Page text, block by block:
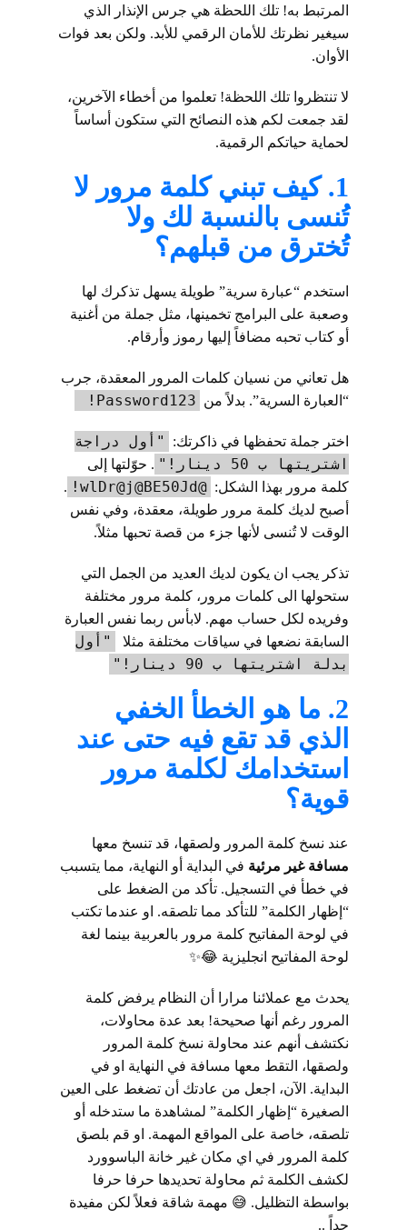
المرتبط به! تلك اللحظة هي جرس الإنذار الذي
سيغير نظرتك للأمان الرقمي للأبد. ولكن بعد فوات
الأوان.
لا تنتظروا تلك اللحظة! تعلموا من أخطاء الآخرين،
لقد جمعت لكم هذه النصائح التي ستكون أساساً
لحماية حياتكم الرقمية.
1. كيف تبني كلمة مرور لا
تُنسى بالنسبة لك ولا
تُخترق من قبلهم؟
استخدم “عبارة سرية” طويلة يسهل تذكرك لها
وصعبة على البرامج تخمينها، مثل جملة من أغنية
أو كتاب تحبه مضافاً إليها رموز وأرقام.
هل تعاني من نسيان كلمات المرور المعقدة، جرب
“العبارة السرية”. بدلاً من Password123!
اختر جملة تحفظها في ذاكرتك:
"أول دراجة
اشتريتها ب 50 دينار!"
. حوّلتها إلى
كلمة مرور بهذا الشكل: @wlDr@j@BE50Jd!
.
أصبح لديك كلمة مرور طويلة، معقدة، وفي نفس
الوقت لا تُنسى لأنها جزء من قصة تحبها مثلاً.
تذكر يجب ان يكون لديك العديد من الجمل التي
ستحولها الى كلمات مرور، كلمة مرور مختلفة
وفريده لكل حساب مهم. لابأس ربما نفس العبارة
السابقة نضعها في سياقات مختلفة مثلا
"أول
بدلة اشتريتها ب 90 دينار!"
2. ما هو الخطأ الخفي
الذي قد تقع فيه حتى عند
استخدامك لكلمة مرور
قوية؟
عند نسخ كلمة المرور ولصقها، قد تنسخ معها
مسافة غير مرئية في البداية أو النهاية، مما يتسبب
في خطأ في التسجيل. تأكد من الضغط على
“إظهار الكلمة” للتأكد مما تلصقه. او عندما تكتب
في لوحة المفاتيح كلمة مرور بالعربية بينما لغة
لوحة المفاتيح انجليزية 😂✨
يحدث مع عملائنا مرارا أن النظام يرفض كلمة
المرور رغم أنها صحيحة! بعد عدة محاولات،
نكتشف أنهم عند محاولة نسخ كلمة المرور
ولصقها، التقط معها مسافة في النهاية او في
البداية. الآن، اجعل من عادتك أن تضغط على العين
الصغيرة “إظهار الكلمة” لمشاهدة ما ستدخله أو
تلصقه، خاصة على المواقع المهمة. او قم بلصق
كلمة المرور في اي مكان غير خانة الباسوورد
لكشف الكلمة ثم محاولة تحديدها حرفا حرفا
بواسطة التظليل. 😅 مهمة شاقة فعلاً لكن مفيدة
جداً ..